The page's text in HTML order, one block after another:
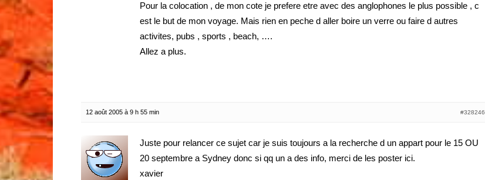
Pour la colocation , de mon cote je prefere etre avec des anglophones le plus possible , c
est le but de mon voyage. Mais rien en peche d aller boire un verre ou faire d autres
activites, pubs , sports , beach, ….
Allez a plus.
12 août 2005 à 9 h 55 min #328246
Juste pour relancer ce sujet car je suis toujours a la recherche d un appart pour le 15 OU
20 septembre a Sydney donc si qq un a des info, merci de les poster ici.
xavier